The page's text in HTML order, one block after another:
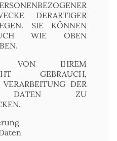
DERARTIGER
SIE KÖNNEN
WIE OBEN
VON IHREM
GEBRAUCH,
DER
DATEN ZU